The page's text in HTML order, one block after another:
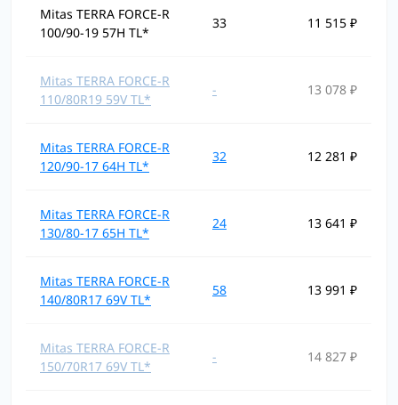
Mitas TERRA FORCE-R
100/90-19 57H TL*
33 11 515 ₽
Mitas TERRA FORCE-R
110/80R19 59V TL*
- 13 078 ₽
Mitas TERRA FORCE-R
120/90-17 64H TL*
32 12 281 ₽
Mitas TERRA FORCE-R
130/80-17 65H TL*
24 13 641 ₽
Mitas TERRA FORCE-R
140/80R17 69V TL*
58 13 991 ₽
Mitas TERRA FORCE-R
150/70R17 69V TL*
- 14 827 ₽